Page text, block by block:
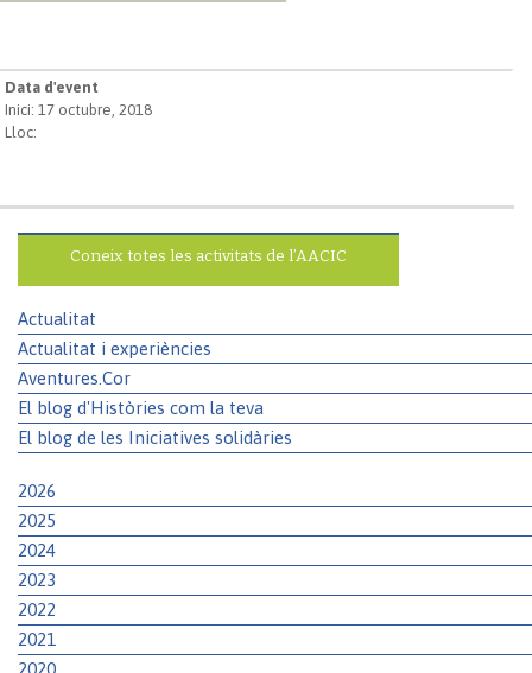
Data d'event
Inici: 17 octubre, 2018
Lloc:
Coneix totes les activitats de l’AACIC
Actualitat
Actualitat i experiències
Aventures.Cor
El blog d'Històries com la teva
El blog de les Iniciatives solidàries
2026
2025
2024
2023
2022
2021